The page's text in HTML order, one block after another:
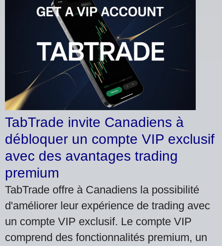
TabTrade invite Canadiens à
débloquer un compte VIP exclusif
avec des avantages trading
premium
TabTrade offre à Canadiens la possibilité
d'améliorer leur expérience de trading avec
un compte VIP exclusif. Le compte VIP
comprend des fonctionnalités premium, un